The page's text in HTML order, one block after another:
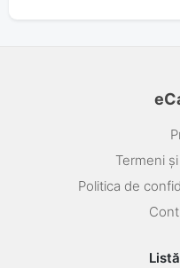
Termeni
Politica de